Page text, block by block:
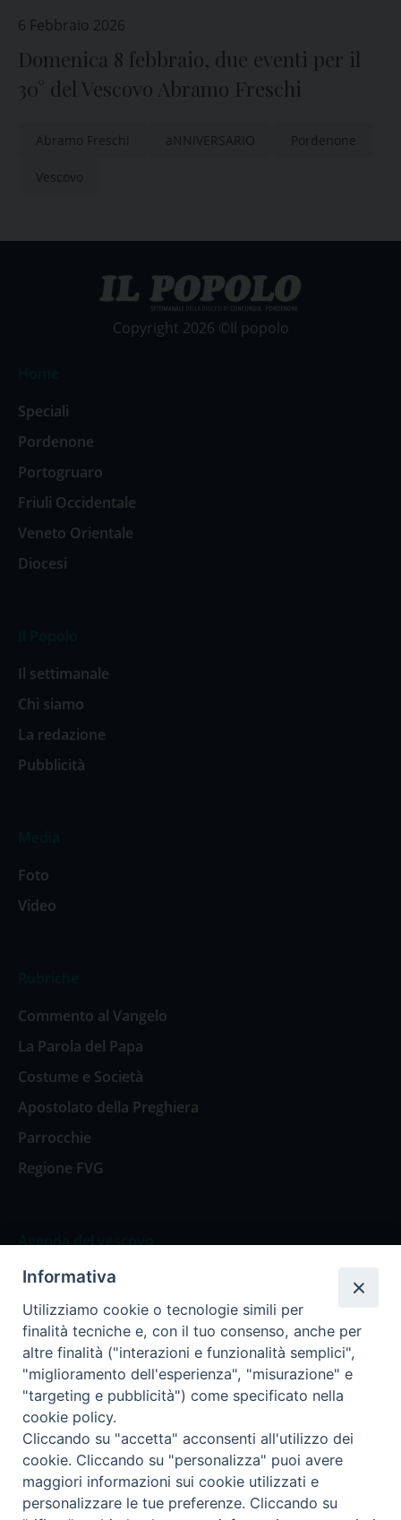
6 Febbraio 2026
Domenica 8 febbraio, due eventi per il
30° del Vescovo Abramo Freschi
Abramo Freschi aNNIVERSARIO Pordenone
Vescovo
Copyright 2026 ©Il popolo
Speciali
Pordenone
Portogruaro
Friuli Occidentale
Veneto Orientale
Diocesi
Il settimanale
Chi siamo
La redazione
Pubblicità
Foto
Video
Commento al Vangelo
La Parola del Papa
Costume e Società
Apostolato della Preghiera
Parrocchie
Regione FVG
Agenda del vescovo
Agenda del vescovo
Privacy Policy Trasparenza
Termini e Condizioni
Informativa per il trattamento dei dati personali
Informativa
Utilizziamo cookie o tecnologie simili per
finalità tecniche e, con il tuo consenso, anche per
altre finalità ("interazioni e funzionalità semplici",
"miglioramento dell'esperienza", "misurazione" e
"targeting e pubblicità") come specificato nella
cookie policy.
Cliccando su "accetta" acconsenti all'utilizzo dei
cookie. Cliccando su "personalizza" puoi avere
maggiori informazioni sui cookie utilizzati e
personalizzare le tue preferenze. Cliccando su